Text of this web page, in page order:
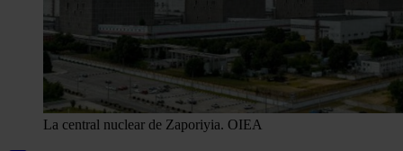
La central nuclear de Zaporiyia. OIEA